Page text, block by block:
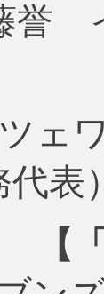
誉
ェ
代表
【